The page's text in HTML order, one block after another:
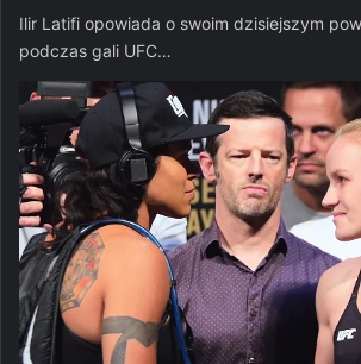
Ilir Latifi opowiada o swoim dzisiejszym
podczas gali UFC…